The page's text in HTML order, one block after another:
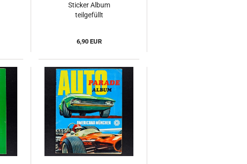
Sticker Album
teilgefüllt
6,90 EUR